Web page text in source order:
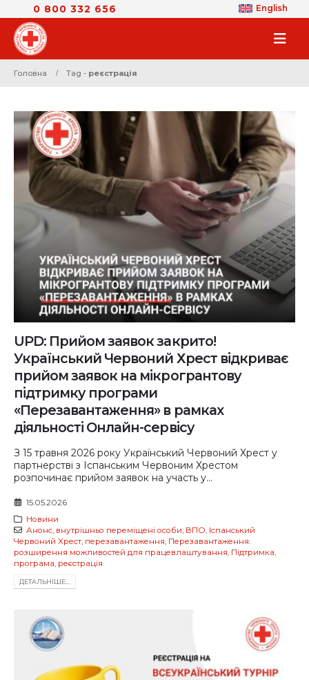
0 800 332 656 English
Головна Tag - реєстрація
UPD: Прийом заявок закрито!
Український Червоний Хрест відкриває
прийом заявок на мікрогрантову
підтримку програми
«Перезавантаження» в рамках
діяльності Онлайн-сервісу
З 15 травня 2026 року Український Червоний Хрест у
партнерстві з Іспанським Червоним Хрестом
розпочинає прийом заявок на участь у...
15.05.2026
Новини
Анонс, внутрішньо переміщені особи ВПО Іспанський
Червоний Хрест, перезавантаження Перезавантаження:
розширення можливостей для працевлаштування Підтримка
програма реєстрація
ДЕТАЛЬНIШЕ...